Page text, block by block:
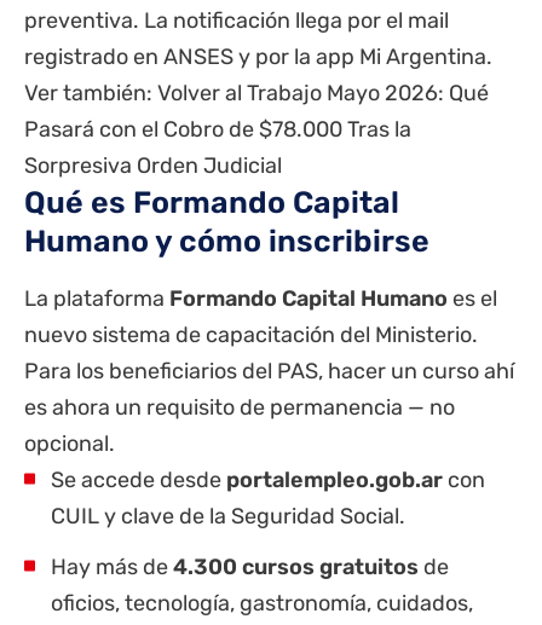
preventiva. La notificación llega por el mail
registrado en ANSES y por la app Mi Argentina.
Ver también: Volver al Trabajo Mayo 2026: Qué
Pasará con el Cobro de $78.000 Tras la
Sorpresiva Orden Judicial
Qué es Formando Capital
Humano y cómo inscribirse
La plataforma Formando Capital Humano es el
nuevo sistema de capacitación del Ministerio.
Para los beneficiarios del PAS, hacer un curso ahí
es ahora un requisito de permanencia — no
opcional.
Se accede desde portalempleo.gob.ar con
CUIL y clave de la Seguridad Social.
Hay más de4.300 cursos gratuitos de
oficios, tecnología, gastronomía, cuidados,